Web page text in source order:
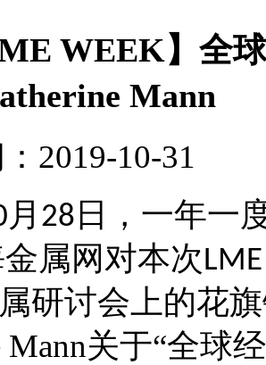
WEEK】全
Mann
2019-10-31
月 28 日，一年一
属网对本次
研讨会上的花
Mann关于“全球